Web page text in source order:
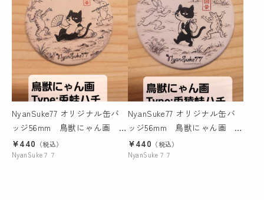
NyanSuke77 オリジナル缶バ
ッジ56mm 鳥獣にゃん画 兎
蛙ハチ
¥440 （税込）
NyanSuke７７
NyanSuke77 オリジナル缶バ
ッジ56mm 鳥獣にゃん画 兎
猿蛙ハチ
¥440 （税込）
NyanSuke７７